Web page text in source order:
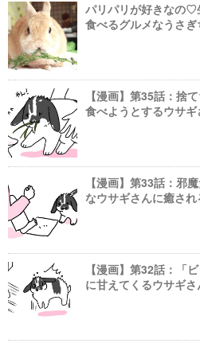
パリパリが好きなの♡
食べるグルメなうさ
【漫画】第35話：捨
食べようとするウサギ
【漫画】第33話：邪
なウサギさんに癒され
【漫画】第32話：「
に甘えてくるウサギさ